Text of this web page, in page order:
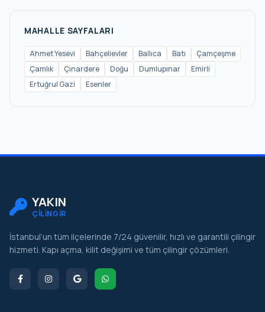
Sapan Bağları
Sülüntepe
Şeyhli
Velibaba
Yenişehir
MAHALLE SAYFALARI
Ahmet Yesevi Bahçelievler Ballıca Batı
Çamçeşme
Çamlık
Çınardere Doğu Dumlupınar
Emirli
Ertuğrul Gazi
Esenler
YAKIN
ÇİLİNGİR
İstanbul’un tüm ilçelerinde 7/24 güvenilir, hızlı ve garantili çilingir
hizmeti. Kapı açma, kilit değişimi ve tüm çilingir çözümleri.